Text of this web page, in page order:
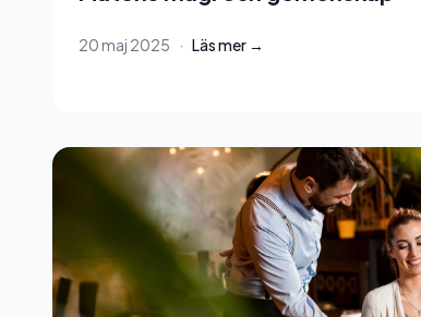
20 maj 2025 · Läs mer →